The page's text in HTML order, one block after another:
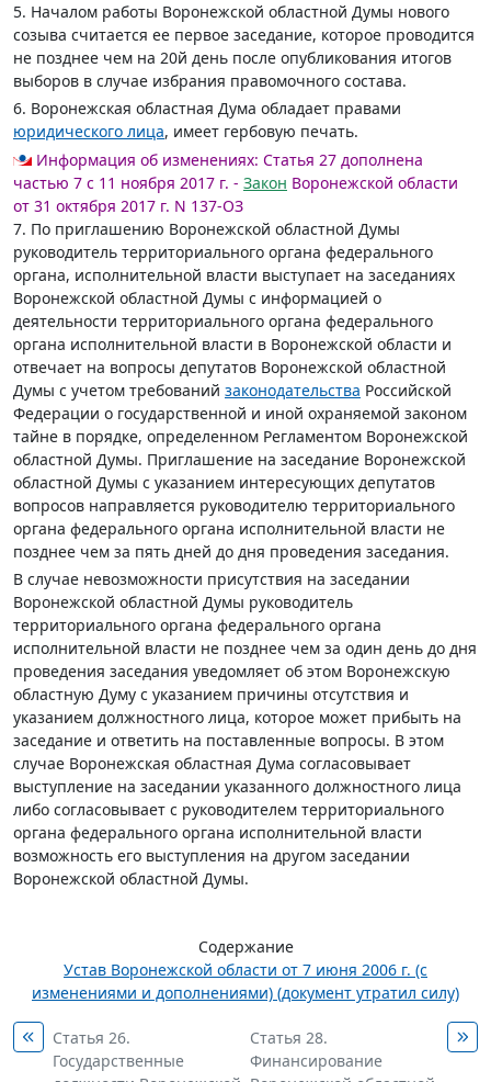
5. Началом работы Воронежской областной Думы нового
созыва считается ее первое заседание, которое проводится
не позднее чем на 20й день после опубликования итогов
выборов в случае избрания правомочного состава.
6. Воронежская областная Дума обладает правами
юридического лица, имеет гербовую печать.
Информация об изменениях: Статья 27 дополнена
частью 7 с 11 ноября 2017 г. - Закон Воронежской области
от 31 октября 2017 г. N 137-ОЗ
7. По приглашению Воронежской областной Думы
руководитель территориального органа федерального
органа, исполнительной власти выступает на заседаниях
Воронежской областной Думы с информацией о
деятельности территориального органа федерального
органа исполнительной власти в Воронежской области и
отвечает на вопросы депутатов Воронежской областной
Думы с учетом требований законодательства Российской
Федерации о государственной и иной охраняемой законом
тайне в порядке, определенном Регламентом Воронежской
областной Думы. Приглашение на заседание Воронежской
областной Думы с указанием интересующих депутатов
вопросов направляется руководителю территориального
органа федерального органа исполнительной власти не
позднее чем за пять дней до дня проведения заседания.
В случае невозможности присутствия на заседании
Воронежской областной Думы руководитель
территориального органа федерального органа
исполнительной власти не позднее чем за один день до дня
проведения заседания уведомляет об этом Воронежскую
областную Думу с указанием причины отсутствия и
указанием должностного лица, которое может прибыть на
заседание и ответить на поставленные вопросы. В этом
случае Воронежская областная Дума согласовывает
выступление на заседании указанного должностного лица
либо согласовывает с руководителем территориального
органа федерального органа исполнительной власти
возможность его выступления на другом заседании
Воронежской областной Думы.
Содержание
Устав Воронежской области от 7 июня 2006 г. (с
изменениями и дополнениями) (документ утратил силу)
Статья 26.
Государственные
Статья 28.
Финансирование